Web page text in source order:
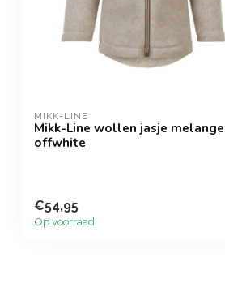
MIKK-LINE
Mikk-Line wollen jasje melange
offwhite
€54,95
Op voorraad